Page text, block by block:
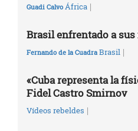
Guadi Calvo África |
Brasil enfrentado a
Fernando de la Cuadra Brasil |
«Cuba representa la
Fidel Castro Smirnov
Vídeos rebeldes |